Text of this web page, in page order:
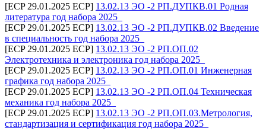
[ECP 29.01.2025 ECP] 13.02.13 ЭО -2 РП.ДУПКВ.01 Родная
литература год набора 2025_
[ECP 29.01.2025 ECP] 13.02.13 ЭО -2 РП.ДУПКВ.02 Введение
в специальность год набора 2025_
[ECP 29.01.2025 ECP] 13.02.13 ЭО -2 РП.ОП.02
Электротехника и электроника год набора 2025_
[ECP 29.01.2025 ECP] 13.02.13 ЭО -2 РП.ОП.01 Инженерная
графика год набора 2025_
[ECP 29.01.2025 ECP] 13.02.13 ЭО -2 РП.ОП.04 Техническая
механика год набора 2025_
[ECP 29.01.2025 ECP] 13.02.13 ЭО -2 РП.ОП.03.Метрология,
стандартизация и сертификация год набора 2025_